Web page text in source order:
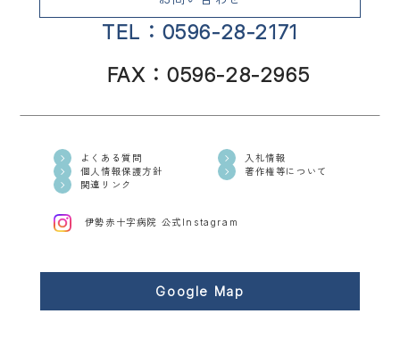
TEL：0596-28-2171
FAX：0596-28-2965
よくある質問
入札情報
個人情報保護方針
著作権等について
関連リンク
伊勢赤十字病院 公式Instagram
Google Map